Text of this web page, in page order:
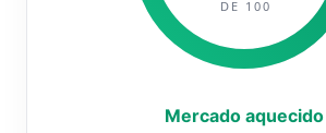
DE 100
Mercado aquecido